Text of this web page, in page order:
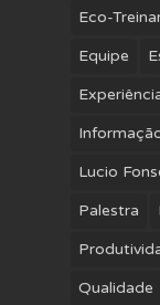
Eco-
Equipe
Lucio
Palestra
Qualidade